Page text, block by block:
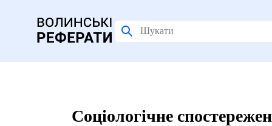
Соціологічне